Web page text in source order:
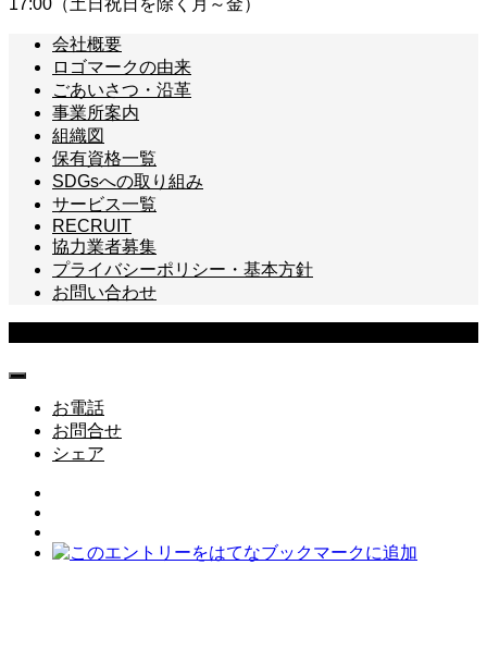
17:00（土日祝日を除く月～金）
会社概要
ロゴマークの由来
ごあいさつ・沿革
事業所案内
組織図
保有資格一覧
SDGsへの取り組み
サービス一覧
RECRUIT
協力業者募集
プライバシーポリシー・基本方針
お問い合わせ
お電話
お問合せ
シェア